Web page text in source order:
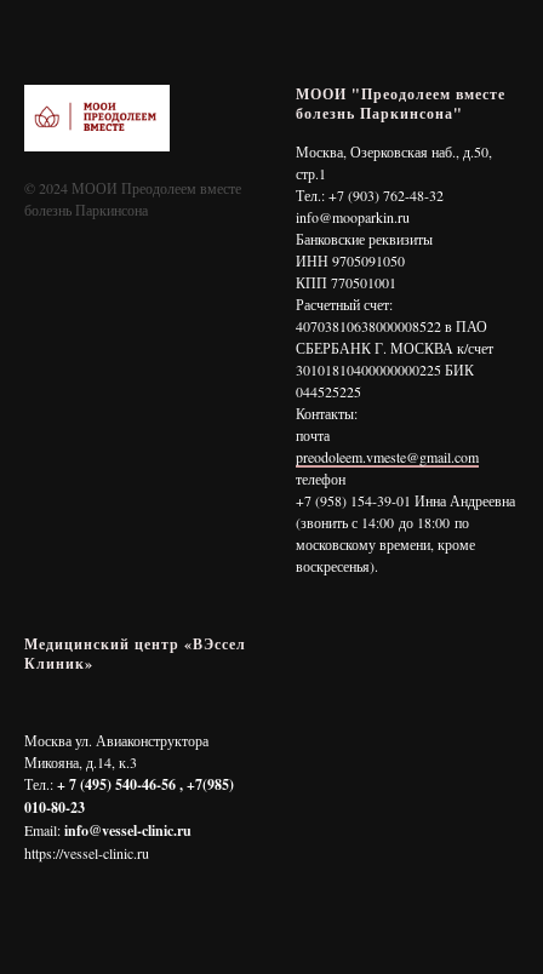
© 2024 МООИ Преодолеем вместе
болезнь Паркинсона
МООИ "Преодолеем вместе
болезнь Паркинсона"
Москва, Озерковская наб., д.50,
стр.1
Тел.: +7 (903) 762-48-32
info@mooparkin.ru
Банковские реквизиты
ИНН 9705091050
КПП 770501001
Расчетный счет:
40703810638000008522 в ПАО
СБЕРБАНК Г. МОСКВА к/счет
30101810400000000225 БИК
044525225
Контакты:
почта
preodoleem.vmeste@gmail.com
телефон
+7 (958) 154-39-01 Инна Андреевна
(звонить с 14:00 до 18:00 по
московскому времени, кроме
воскресенья).
Медицинский центр «ВЭссел
Клиник»
Москва ул. Авиаконструктора
Микояна, д.14, к.3
Тел.:+ 7 (495) 540-46-56 , +7(985)
010-80-23
Email:info@vessel-clinic.ru
https://vessel-clinic.ru